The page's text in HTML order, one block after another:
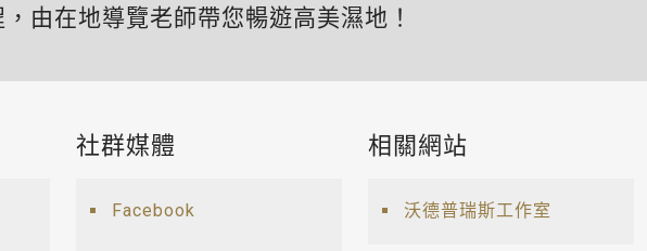
由在地導覽老師帶您暢遊高美濕地！
社群媒體
Facebook
相關網站
沃德普瑞斯工作室